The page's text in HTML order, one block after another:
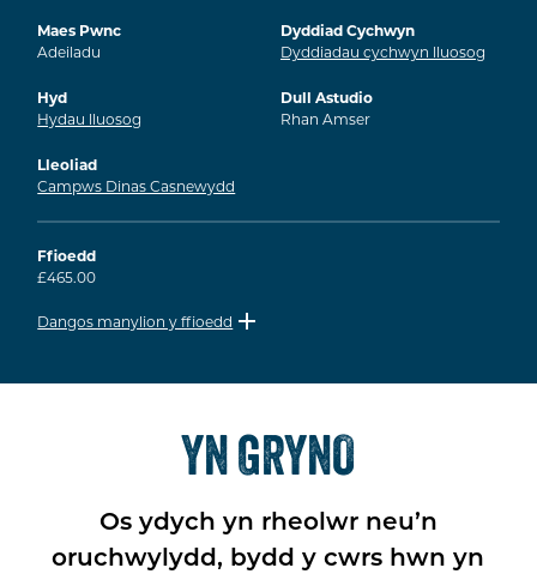
Maes Pwnc
Adeiladu
Dyddiad Cychwyn
Dyddiadau cychwyn lluosog
Hyd
Hydau lluosog
Dull Astudio
Rhan Amser
Lleoliad
Campws Dinas Casnewydd
Ffioedd
£465.00
Dangos manylion y ffioedd
YN GRYNO
Os ydych yn rheolwr neu’n
oruchwylydd, bydd y cwrs hwn yn